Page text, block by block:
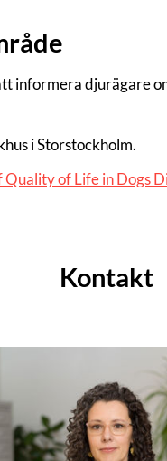
informera djurägare
i Storstockholm.
Quality of Life in Dogs
Kontakt